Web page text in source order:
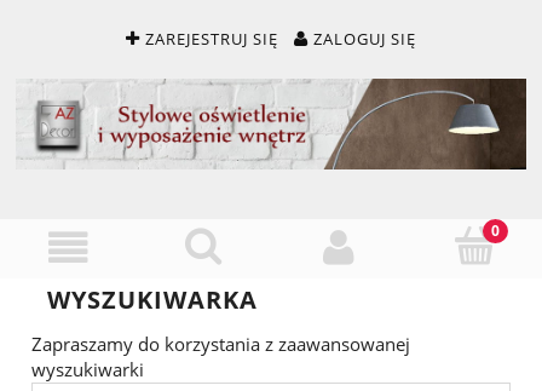
ZAREJESTRUJ SIĘ ZALOGUJ SIĘ
WYSZUKIWARKA
Zapraszamy do korzystania z zaawansowanej
wyszukiwarki